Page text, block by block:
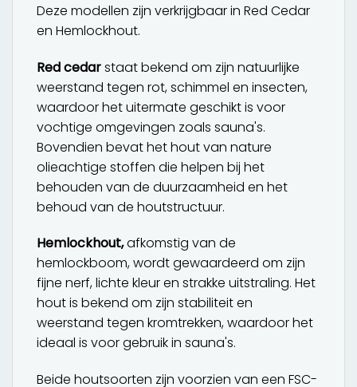
Deze modellen zijn verkrijgbaar in Red Cedar
en Hemlockhout.
Red cedarstaat bekend om zijn natuurlijke
weerstand tegen rot, schimmel en insecten,
waardoor het uitermate geschikt is voor
vochtige omgevingen zoals sauna's.
Bovendien bevat het hout van nature
olieachtige stoffen die helpen bij het
behouden van de duurzaamheid en het
behoud van de houtstructuur.
Hemlockhout,afkomstig van de
hemlockboom, wordt gewaardeerd om zijn
fijne nerf, lichte kleur en strakke uitstraling. Het
hout is bekend om zijn stabiliteit en
weerstand tegen kromtrekken, waardoor het
ideaal is voor gebruik in sauna's.
Beide houtsoorten zijn voorzien van een FSC-